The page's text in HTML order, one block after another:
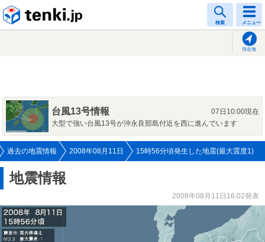
検索 メニュー
現在地
台風13号情報
07日10:00現在
大型で強い台風13号が沖永良部島付近を西に進んでいます
過去の地震情報 2008年08月11日 15時56分頃発生した地震(最大震度1)
地震情報
2008年08月11日16:02発表